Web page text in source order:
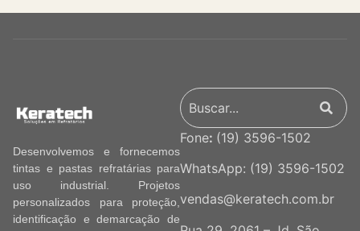
Desenvolvemos e fornecemos
tintas e pastas refratárias para
uso industrial. Projetos
personalizados para proteção,
identificação e demarcação de
Fone: (19) 3596-1502
WhatsApp: (19) 3596-1502
vendas@keratech.com.br